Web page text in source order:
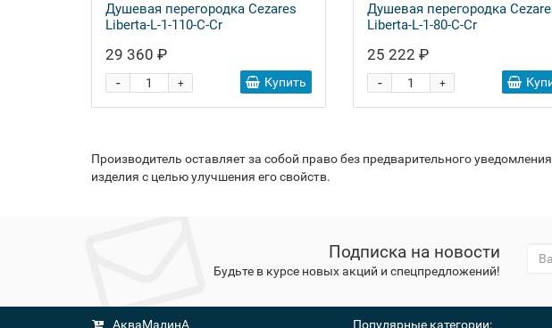
Душевая перегородка Cezares
Liberta-L-1-110-C-Cr
29 360 ₽
+
- Купить
Душевая перегородка
Liberta-L-1-80-C-Cr
25 222 ₽
+
-
Производитель оставляет за собой право без предварительного
изделия с целью улучшения его свойств.
Подписка на новости
Будьте в курсе новых акций и спецпредложений!
АкваМалинА Популярные категории: